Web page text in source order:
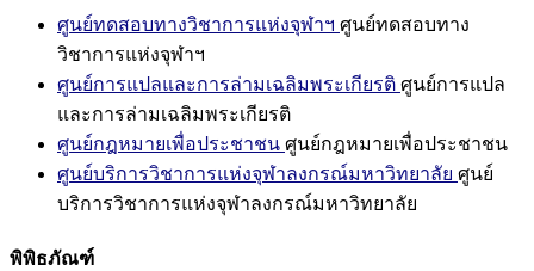
ศูนย์ทดสอบทางวิชาการแห่งจุฬาฯ ศูนย์ทดสอบทาง
วิชาการแห่งจุฬาฯ
ศูนย์การแปลและการล่ามเฉลิมพระเกียรติ ศูนย์การแปล
และการล่ามเฉลิมพระเกียรติ
ศูนย์กฎหมายเพื่อประชาชน ศูนย์กฎหมายเพื่อประชาชน
ศูนย์บริการวิชาการแห่งจุฬาลงกรณ์มหาวิทยาลัย ศูนย์
บริการวิชาการแห่งจุฬาลงกรณ์มหาวิทยาลัย
พิพิธภัณฑ์